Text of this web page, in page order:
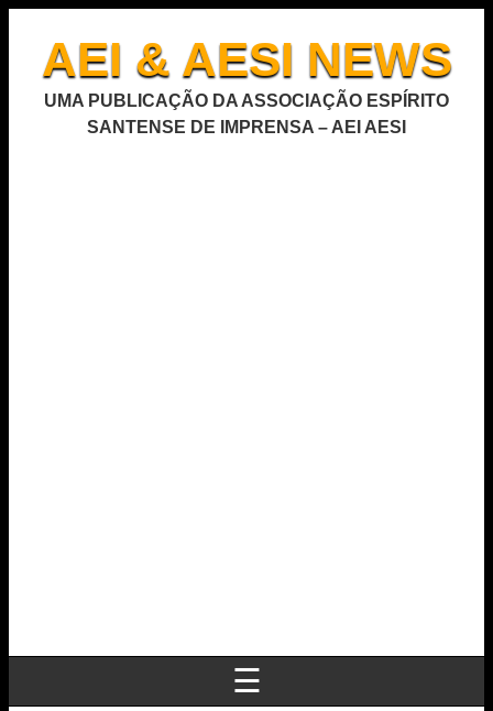
AEI & AESI NEWS
UMA PUBLICAÇÃO DA ASSOCIAÇÃO ESPÍRITO
SANTENSE DE IMPRENSA – AEI AESI
☰